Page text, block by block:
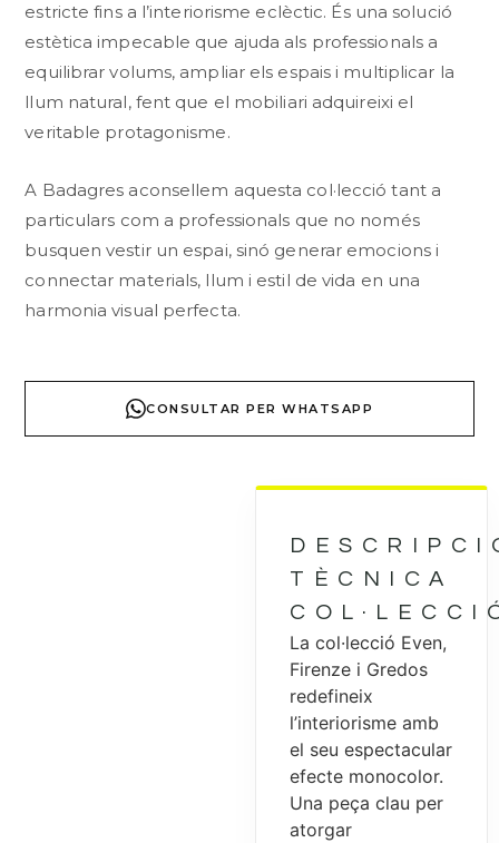
estricte fins a l’interiorisme eclèctic. És una solució
estètica impecable que ajuda als professionals a
equilibrar volums, ampliar els espais i multiplicar la
llum natural, fent que el mobiliari adquireixi el
veritable protagonisme.
A Badagres aconsellem aquesta col·lecció tant a
particulars com a professionals que no només
busquen vestir un espai, sinó generar emocions i
connectar materials, llum i estil de vida en una
harmonia visual perfecta.
CONSULTAR PER WHATSAPP
TÈCNICA
La col·lecció Even,
Firenze i Gredos
redefineix
l’interiorisme amb
el seu espectacular
efecte monocolor.
Una peça clau per
atorgar